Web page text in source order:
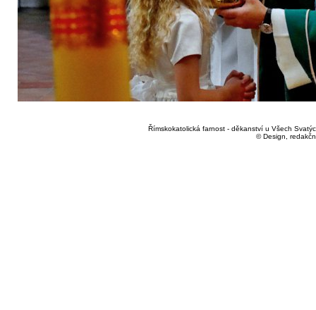
Římskokatolická farnost - děkanství u Všech
© Design,